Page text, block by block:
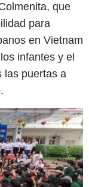
que
para
en Vietnam
infantes y el
las puertas a